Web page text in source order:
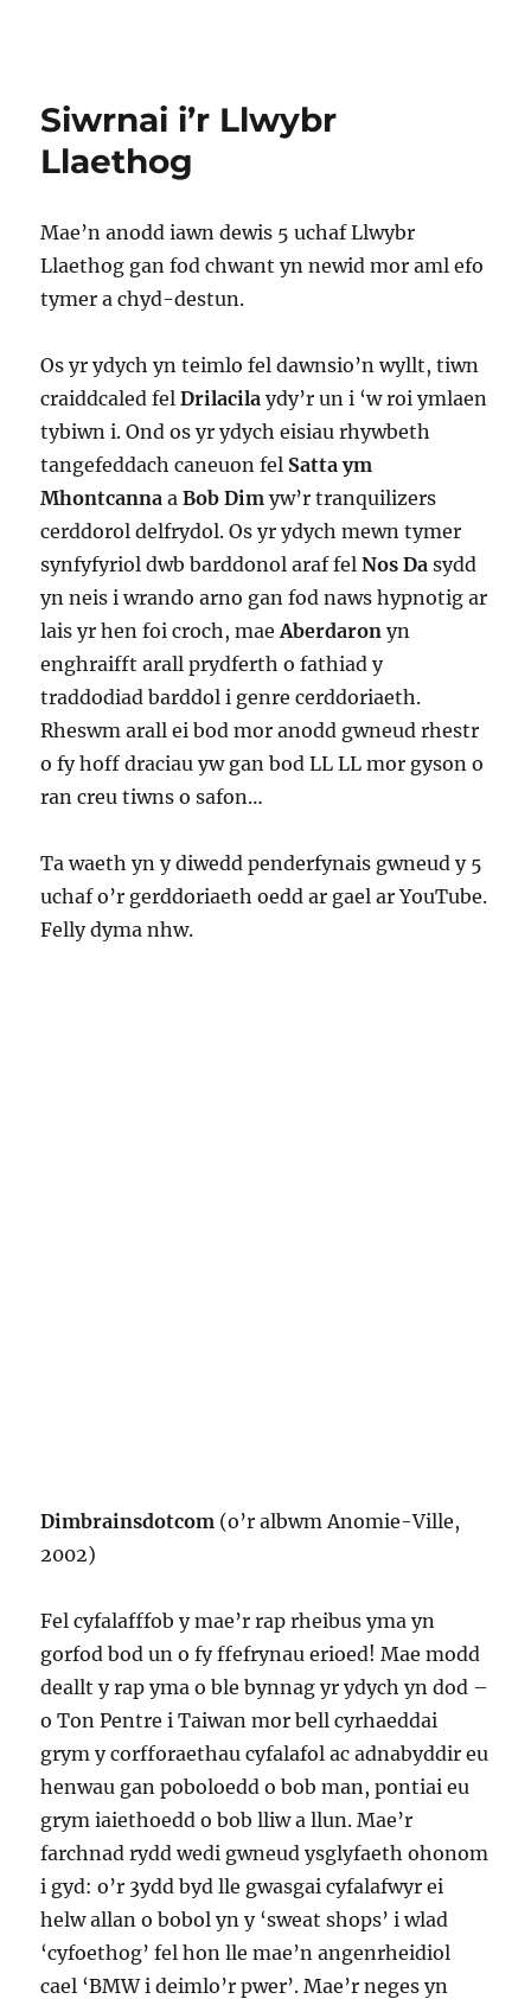
Siwrnai i’r Llwybr
Llaethog
Mae’n anodd iawn dewis 5 uchaf Llwybr
Llaethog gan fod chwant yn newid mor aml efo
tymer a chyd-destun.
Os yr ydych yn teimlo fel dawnsio’n wyllt, tiwn
craiddcaled felDrilacila ydy’r un i ‘w roi ymlaen
tybiwn i. Ond os yr ydych eisiau rhywbeth
tangefeddach caneuon fel Satta ym
Mhontcanna aBob Dim yw’r tranquilizers
cerddorol delfrydol. Os yr ydych mewn tymer
synfyfyriol dwb barddonol araf felNos Da sydd
yn neis i wrando arno gan fod naws hypnotig ar
lais yr hen foi croch, maeAberdaron yn
enghraifft arall prydferth o fathiad y
traddodiad barddol i genre cerddoriaeth.
Rheswm arall ei bod mor anodd gwneud rhestr
o fy hoff draciau yw gan bod LL LL mor gyson o
ran creu tiwns o safon…
Ta waeth yn y diwedd penderfynais gwneud y 5
uchaf o’r gerddoriaeth oedd ar gael ar YouTube.
Felly dyma nhw.
Dimbrainsdotcom (o’r albwm Anomie-Ville,
2002)
Fel cyfalafffob y mae’r rap rheibus yma yn
gorfod bod un o fy ffefrynau erioed! Mae modd
deallt y rap yma o ble bynnag yr ydych yn dod –
o Ton Pentre i Taiwan mor bell cyrhaeddai
grym y corfforaethau cyfalafol ac adnabyddir eu
henwau gan poboloedd o bob man, pontiai eu
grym iaiethoedd o bob lliw a llun. Mae’r
farchnad rydd wedi gwneud ysglyfaeth ohonom
i gyd: o’r 3ydd byd lle gwasgai cyfalafwyr ei
helw allan o bobol yn y ‘sweat shops’ i wlad
‘cyfoethog’ fel hon lle mae’n angenrheidiol
cael ‘BMW i deimlo’r pwer’. Mae’r neges yn